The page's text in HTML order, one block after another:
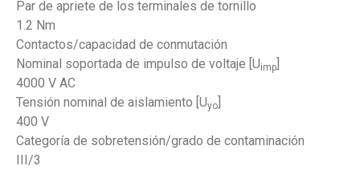
Par de apriete de los terminales de tornillo
1.2 Nm
Contactos/capacidad de conmutación
Nominal soportada de impulso de voltaje [Uimp
4000 V AC
Tensión nominal de aislamiento [Uyo
400 V
Categoría de sobretensión/grado de contaminación
III/3